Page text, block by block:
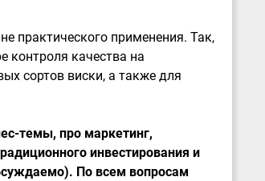
практического применения. Так,
контроля качества на
сортов виски, а также для
темы, про маркетинг,
инвестирования и
По всем вопросам